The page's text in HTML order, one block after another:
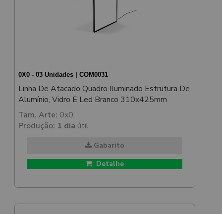
0X0 - 03 Unidades | COM0031
Linha De Atacado Quadro Iluminado Estrutura De
Alumínio, Vidro E Led Branco 310x425mm
Tam. Arte: 0x0
Produção: 1 dia útil
Gabarito
Detalhe